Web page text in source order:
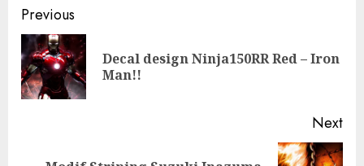
Post
navigation
Previous
Decal design Ninja150RR Red – Iron
Man!!
Next